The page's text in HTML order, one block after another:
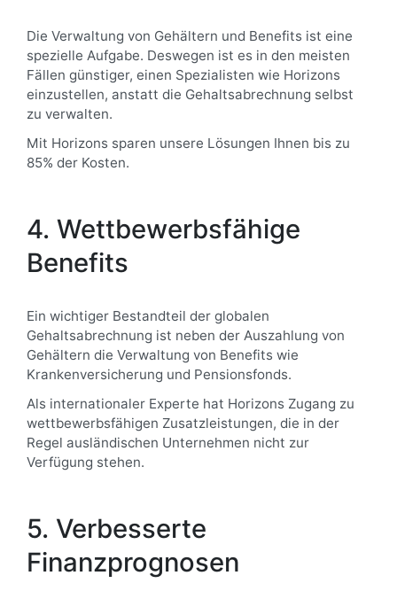
Die Verwaltung von Gehältern und Benefits ist eine
spezielle Aufgabe. Deswegen ist es in den meisten
Fällen günstiger, einen Spezialisten wie Horizons
einzustellen, anstatt die Gehaltsabrechnung selbst
zu verwalten.
Mit Horizons sparen unsere Lösungen Ihnen bis zu
85% der Kosten.
4. Wettbewerbsfähige
Benefits
Ein wichtiger Bestandteil der globalen
Gehaltsabrechnung ist neben der Auszahlung von
Gehältern die Verwaltung von Benefits wie
Krankenversicherung und Pensionsfonds.
Als internationaler Experte hat Horizons Zugang zu
wettbewerbsfähigen Zusatzleistungen, die in der
Regel ausländischen Unternehmen nicht zur
Verfügung stehen.
5. Verbesserte
Finanzprognosen